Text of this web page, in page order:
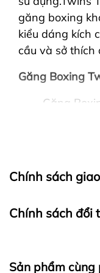
găng boxing
kiểu dáng kích
cầu và sở thích
Găng Boxing
Găng
được sản
Twins
Họa tiết
tới sự
khả năng
Kích thước:
Chính sách
Chính sách đổi
Sản phẩm cùng